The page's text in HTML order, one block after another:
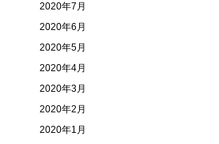
2020年7月
2020年6月
2020年5月
2020年4月
2020年3月
2020年2月
2020年1月